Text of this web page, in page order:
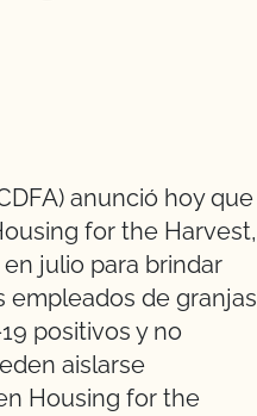
anunció hoy que
for the Harvest,
julio para brindar
empleados de granjas
positivos y no
aislarse
Housing for the